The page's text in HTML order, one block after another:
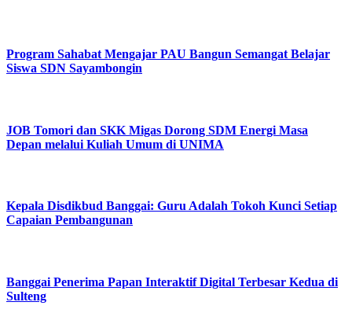
Program Sahabat Mengajar PAU Bangun Semangat Belajar
Siswa SDN Sayambongin
JOB Tomori dan SKK Migas Dorong SDM Energi Masa
Depan melalui Kuliah Umum di UNIMA
Kepala Disdikbud Banggai: Guru Adalah Tokoh Kunci Setiap
Capaian Pembangunan
Banggai Penerima Papan Interaktif Digital Terbesar Kedua di
Sulteng